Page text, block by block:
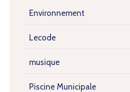
Environnement
Lecode
musique
Piscine Municipale